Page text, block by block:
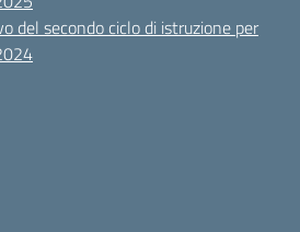
del secondo ciclo di istruzione per